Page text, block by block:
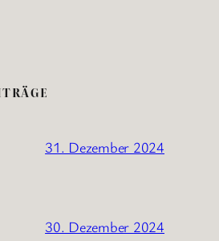
31. Dezember 2024
30. Dezember 2024